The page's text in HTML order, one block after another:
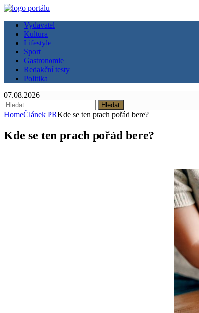
Vydavatel
Kultura
Lifestyle
Sport
Gastronomie
Redakční testy
Politika
07.08.2026
Vyhledávání
HomeČlánek PRKde se ten prach pořád bere?
Kde se ten prach pořád bere?